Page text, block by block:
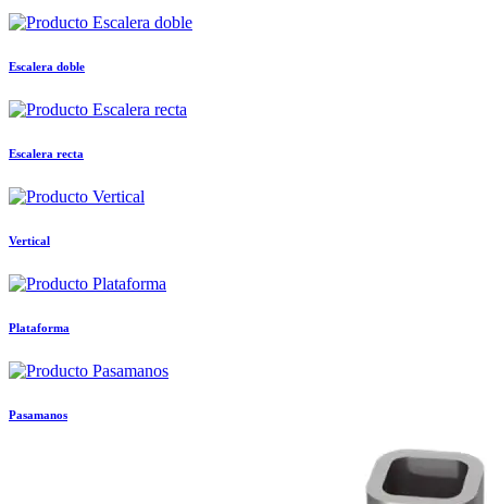
Escalera doble
Escalera recta
Vertical
Plataforma
Pasamanos